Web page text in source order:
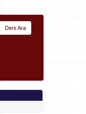
Ders Ara